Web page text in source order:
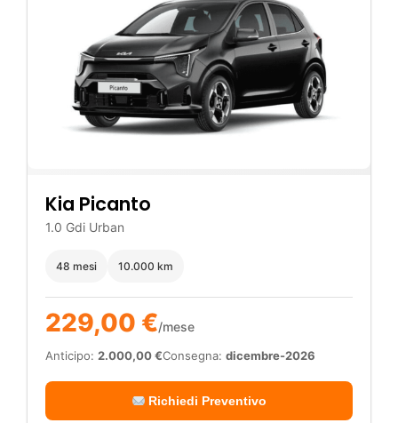
Kia Picanto
1.0 Gdi Urban
48 mesi 10.000 km
229,00 €/mese
Anticipo: 2.000,00 €Consegna: dicembre-2026
Richiedi Preventivo